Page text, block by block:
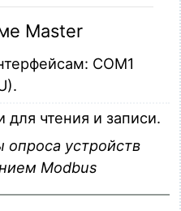
Master
COM1
чтения и записи.
устройств
Modbus